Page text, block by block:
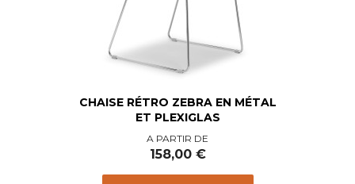
CHAISE RÉTRO ZEBRA EN MÉTAL
ET PLEXIGLAS
Prix
A PARTIR DE
158,00 €